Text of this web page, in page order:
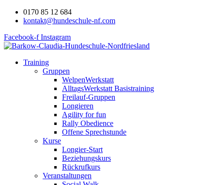
0170 85 12 684
kontakt@hundeschule-nf.com
Facebook-f Instagram
Training
Gruppen
WelpenWerkstatt
AlltagsWerkstatt Basistraining
Freilauf-Gruppen
Longieren
Agility for fun
Rally Obedience
Offene Sprechstunde
Kurse
Longier-Start
Beziehungskurs
Rückrufkurs
Veranstaltungen